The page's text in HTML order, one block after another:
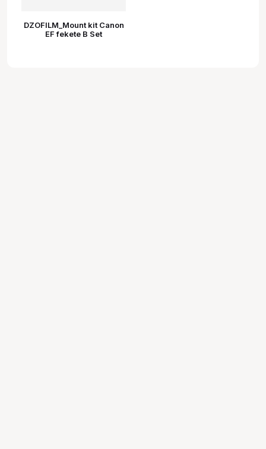
DZOFILM_Mount kit Canon
EF fekete B Set